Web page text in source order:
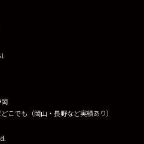
こでも（岡山・長野など実績あり）